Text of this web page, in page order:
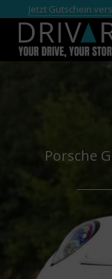
Jetzt Gutschein
Porsche